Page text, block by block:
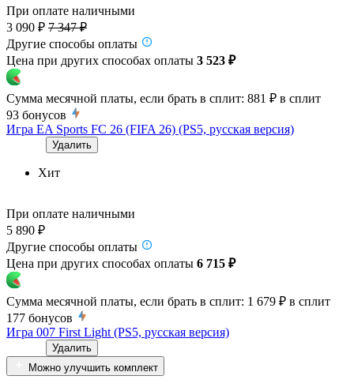
При оплате наличными
3 090 ₽ 7 347 ₽
Другие способы оплаты
Цена при других способах оплаты 3 523 ₽
Сумма месячной платы, если брать в сплит: 881 ₽ в сплит
93 бонусов
Игра EA Sports FC 26 (FIFA 26) (PS5, русская версия)
Удалить
Хит
При оплате наличными
5 890 ₽
Другие способы оплаты
Цена при других способах оплаты 6 715 ₽
Сумма месячной платы, если брать в сплит: 1 679 ₽ в сплит
177 бонусов
Игра 007 First Light (PS5, русская версия)
Удалить
Можно улучшить комплект